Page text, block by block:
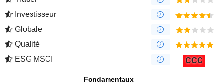
Investisseur
Globale
Qualité
ESG MSCI
CCC